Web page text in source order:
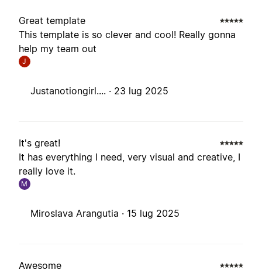
Great template
This template is so clever and cool! Really gonna
help my team out
J
Justanotiongirl.... · 23 lug 2025
It's great!
It has everything I need, very visual and creative, I
really love it.
M
Miroslava Arangutia · 15 lug 2025
Awesome